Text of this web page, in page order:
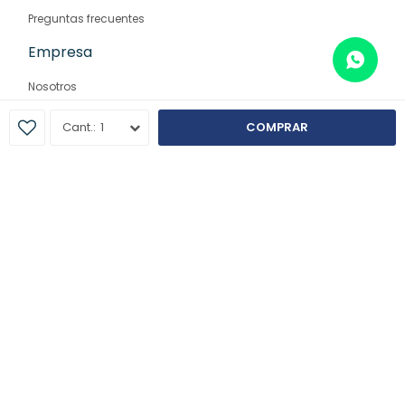
1 COMPRAR
Preguntas frecuentes
Empresa
Nosotros